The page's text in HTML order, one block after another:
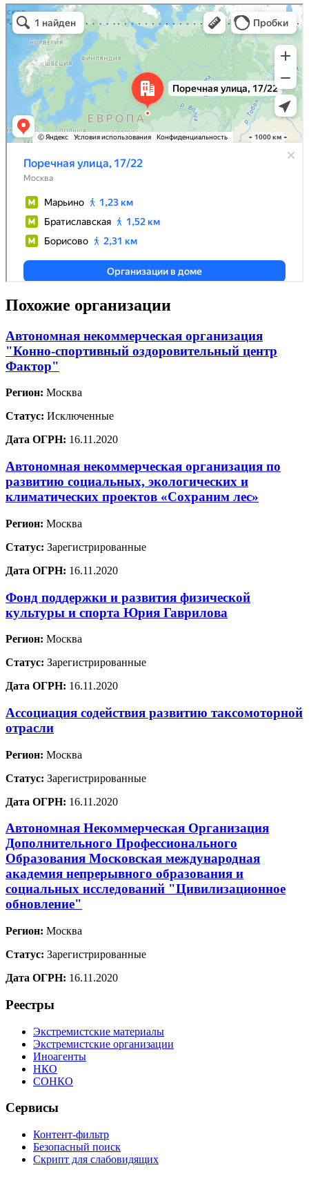
Похожие организации
Автономная некоммерческая организация
"Конно-спортивный оздоровительный центр
Фактор"
Регион: Москва
Статус: Исключенные
Дата ОГРН: 16.11.2020
Автономная некоммерческая организация по
развитию социальных, экологических и
климатических проектов «Сохраним лес»
Регион: Москва
Статус: Зарегистрированные
Дата ОГРН: 16.11.2020
Фонд поддержки и развития физической
культуры и спорта Юрия Гаврилова
Регион: Москва
Статус: Зарегистрированные
Дата ОГРН: 16.11.2020
Ассоциация содействия развитию таксомоторной
отрасли
Регион: Москва
Статус: Зарегистрированные
Дата ОГРН: 16.11.2020
Автономная Некоммерческая Организация
Дополнительного Профессионального
Образования Московская международная
академия непрерывного образования и
социальных исследований "Цивилизационное
обновление"
Регион: Москва
Статус: Зарегистрированные
Дата ОГРН: 16.11.2020
Реестры
Экстремистские материалы
Экстремистские организации
Иноагенты
НКО
СОНКО
Сервисы
Контент-фильтр
Безопасный поиск
Скрипт для слабовидящих